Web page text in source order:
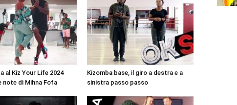
al Kiz Your Life 2024
note di Mihna Fofa
Kizomba base, il giro a destra e a
sinistra passo passo